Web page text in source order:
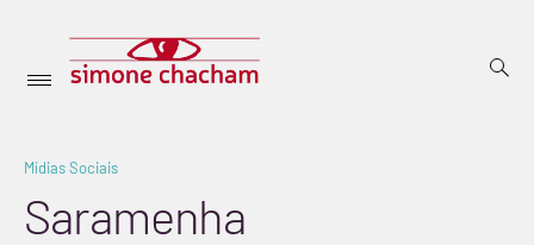
Menu
open
Mídias Sociais
2024
Saramenha